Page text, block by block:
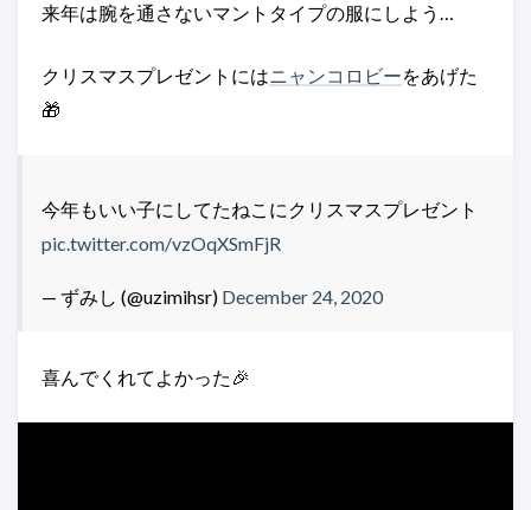
来年は腕を通さないマントタイプの服にしよう…
クリスマスプレゼントにはニャンコロビーをあげた
🎁
今年もいい子にしてたねこにクリスマスプレゼント
pic.twitter.com/vzOqXSmFjR
— ずみし (@uzimihsr) December 24, 2020
喜んでくれてよかった🎉